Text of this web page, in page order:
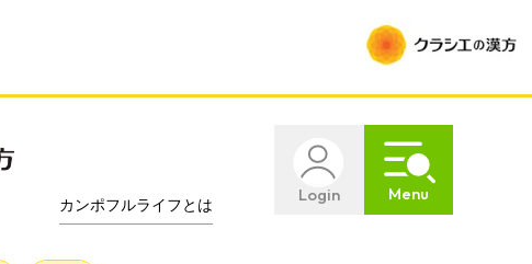
Login Menu
カンポフルライフとは